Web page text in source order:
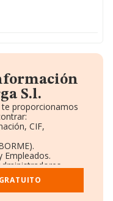
S.l.
proporcionamos
CIF,
Empleados.
en otras empresas.